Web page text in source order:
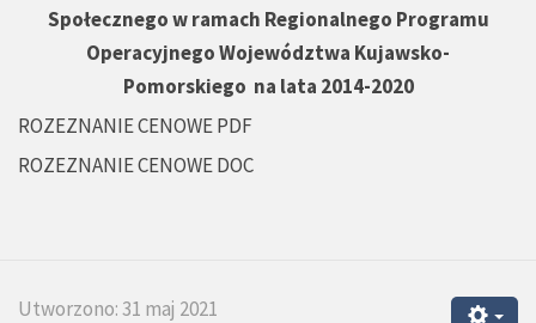
Społecznego w ramach Regionalnego Programu
Operacyjnego Województwa Kujawsko-
Pomorskiego na lata 2014-2020
ROZEZNANIE CENOWE PDF
ROZEZNANIE CENOWE DOC
Utworzono: 31 maj 2021